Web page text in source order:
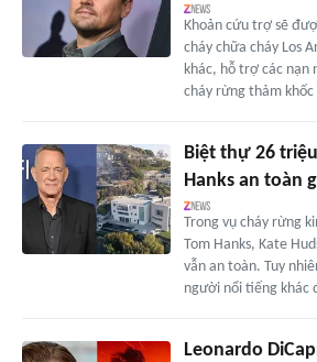
Khoản cứu trợ sẽ
cháy chữa cháy Los
khác, hỗ trợ các nạn
cháy rừng thảm khốc
Biệt thự 26
Hanks an toàn
Trong vụ cháy rừng
Tom Hanks, Kate
vẫn an toàn. Tuy
người nổi tiếng khác
Leonardo